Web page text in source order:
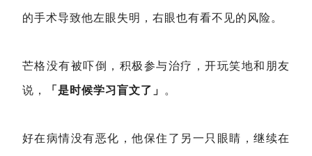
的手术导致他左眼失明，右眼也有看不见的风险。
芒格没有被吓倒，积极参与治疗，开玩笑地和朋友
说， 「是时候学习盲文了」 。
好在病情没有恶化，他保住了另一只眼睛，继续在